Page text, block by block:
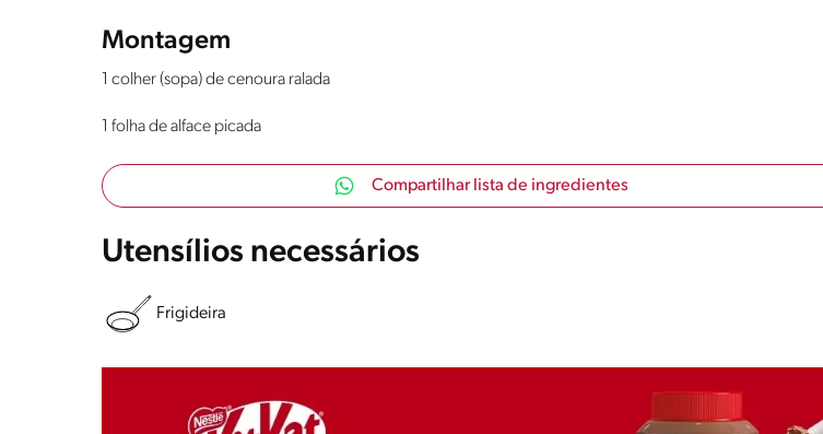
Montagem
1 colher (sopa) de cenoura ralada
1 folha de alface picada
Compartilhar lista de ingredientes
Utensílios necessários
Frigideira